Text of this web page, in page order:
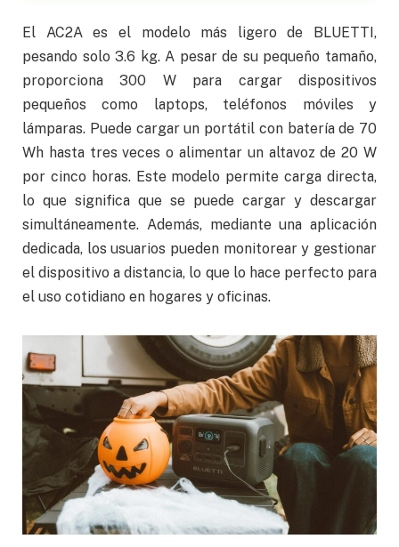
El AC2A es el modelo más ligero de BLUETTI,
pesando solo 3.6 kg. A pesar de su pequeño tamaño,
proporciona 300 W para cargar dispositivos
pequeños como laptops, teléfonos móviles y
lámparas. Puede cargar un portátil con batería de 70
Wh hasta tres veces o alimentar un altavoz de 20 W
por cinco horas. Este modelo permite carga directa,
lo que significa que se puede cargar y descargar
simultáneamente. Además, mediante una aplicación
dedicada, los usuarios pueden monitorear y gestionar
el dispositivo a distancia, lo que lo hace perfecto para
el uso cotidiano en hogares y oficinas.